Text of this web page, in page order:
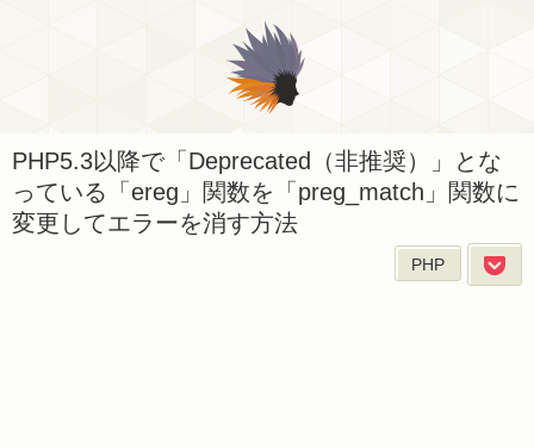
PHP5.3以降で「Deprecated（非推奨）」とな
っている「ereg」関数を「preg_match」関数に
変更してエラーを消す方法
PHP